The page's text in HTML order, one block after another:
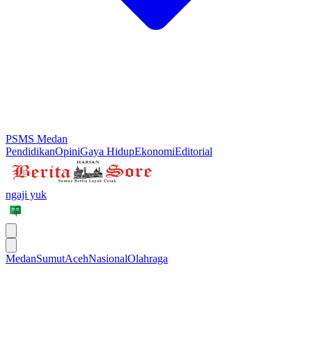
PSMS Medan
PendidikanOpiniGaya HidupEkonomiEditorial
ngaji yuk
MedanSumutAcehNasionalOlahraga